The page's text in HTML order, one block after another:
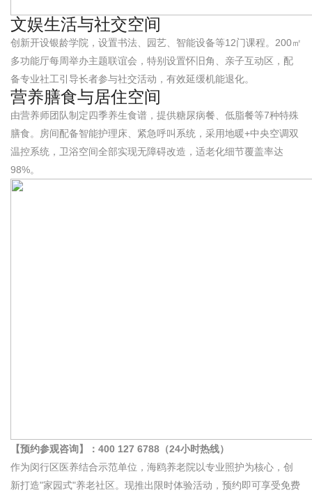
文娱生活与社交空间
创新开设银龄学院，设置书法、园艺、智能设备等12门课程。200㎡
多功能厅每周举办主题联谊会，特别设置怀旧角、亲子互动区，配
备专业社工引导长者参与社交活动，有效延缓机能退化。
营养膳食与居住空间
由营养师团队制定四季养生食谱，提供糖尿病餐、低脂餐等7种特殊
膳食。房间配备智能护理床、紧急呼叫系统，采用地暖+中央空调双
温控系统，卫浴空间全部实现无障碍改造，适老化细节覆盖率达
98%。
【预约参观咨询】：400 127 6788（24小时热线）
作为闵行区医养结合示范单位，海鸥养老院以专业照护为核心，创
新打造"家园式"养老社区。现推出限时体验活动，预约即可享受免费